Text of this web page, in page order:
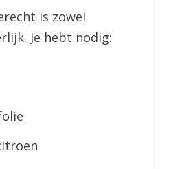
is zowel
Je hebt nodig: